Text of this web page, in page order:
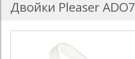
Двойки Pleaser